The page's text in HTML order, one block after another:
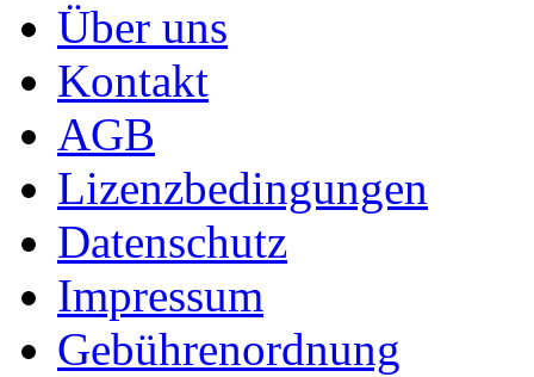
Über uns
Kontakt
AGB
Lizenzbedingungen
Datenschutz
Impressum
Gebührenordnung